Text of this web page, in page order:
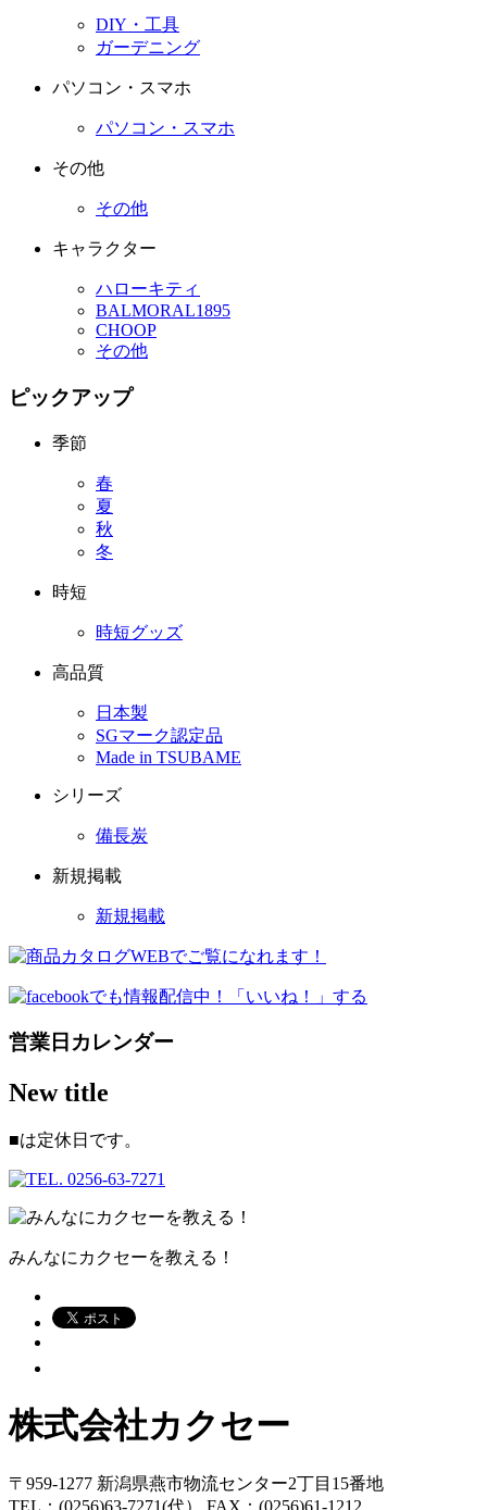
DIY・工具
ガーデニング
パソコン・スマホ
パソコン・スマホ
その他
その他
キャラクター
ハローキティ
BALMORAL1895
CHOOP
その他
ピックアップ
季節
春
夏
秋
冬
時短
時短グッズ
高品質
日本製
SGマーク認定品
Made in TSUBAME
シリーズ
備長炭
新規掲載
新規掲載
営業日カレンダー
New title
■は定休日です。
みんなにカクセーを教える！
株式会社カクセー
〒959-1277 新潟県燕市物流センター2丁目15番地
TEL：(0256)63-7271(代） FAX：(0256)61-1212